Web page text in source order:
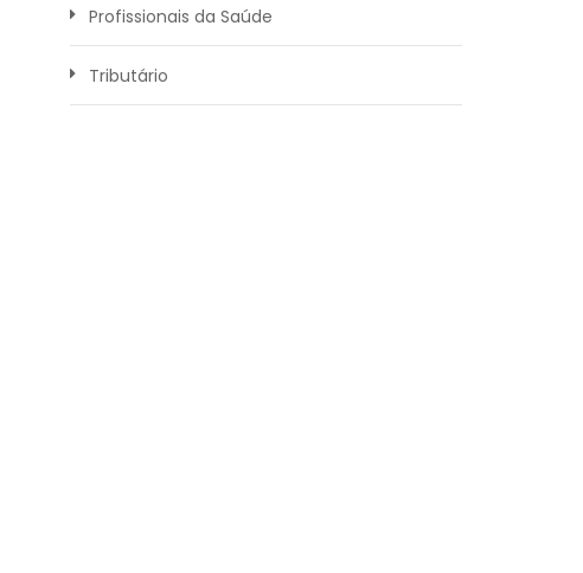
Profissionais da Saúde
Tributário